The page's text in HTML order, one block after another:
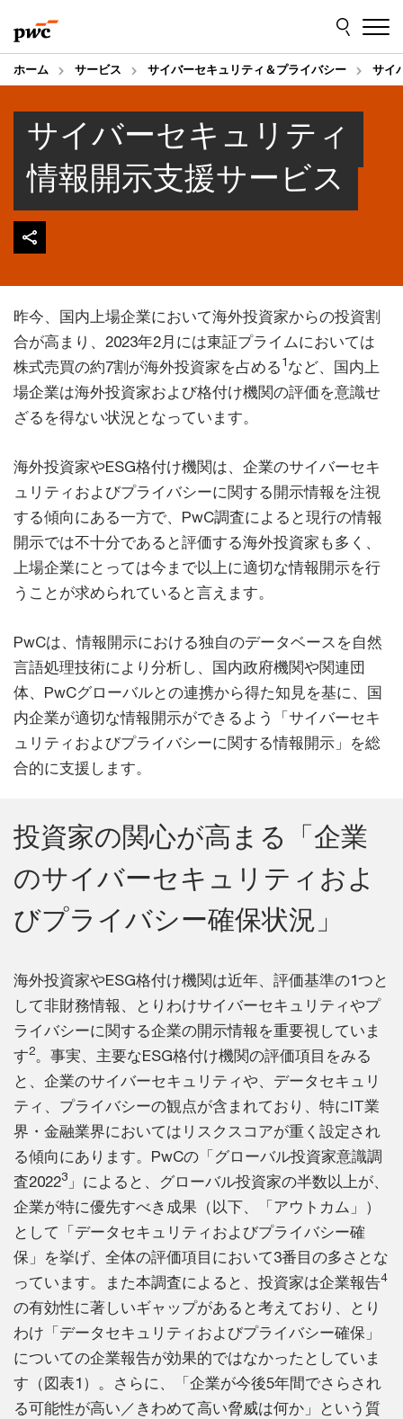
to
content
to
footer
ホーム サービス サイバーセキュリティ＆プライバシー サイ
サイバーセキュリティ
情報開示支援サービス
昨今、国内上場企業において海外投資家からの投資割
合が高まり、2023年2月には東証プライムにおいては
株式売買の約7割が海外投資家を占める1など、国内上
場企業は海外投資家および格付け機関の評価を意識せ
ざるを得ない状況となっています。
海外投資家やESG格付け機関は、企業のサイバーセキ
ュリティおよびプライバシーに関する開示情報を注視
する傾向にある一方で、PwC調査によると現行の情報
開示では不十分であると評価する海外投資家も多く、
上場企業にとっては今まで以上に適切な情報開示を行
うことが求められていると言えます。
PwCは、情報開示における独自のデータベースを自然
言語処理技術により分析し、国内政府機関や関連団
体、PwCグローバルとの連携から得た知見を基に、国
内企業が適切な情報開示ができるよう「サイバーセキ
ュリティおよびプライバシーに関する情報開示」を総
合的に支援します。
投資家の関心が高まる「企業
のサイバーセキュリティおよ
びプライバシー確保状況」
海外投資家やESG格付け機関は近年、評価基準の1つと
して非財務情報、とりわけサイバーセキュリティやプ
ライバシーに関する企業の開示情報を重要視していま
す2。事実、主要なESG格付け機関の評価項目をみる
と、企業のサイバーセキュリティや、データセキュリ
ティ、プライバシーの観点が含まれており、特にIT業
界・金融業界においてはリスクスコアが重く設定され
る傾向にあります。PwCの「グローバル投資家意識調
査20223 」によると、グローバル投資家の半数以上が、
企業が特に優先すべき成果（以下、「アウトカム」）
として「データセキュリティおよびプライバシー確
保」を挙げ、全体の評価項目において3番目の多さとな
っています。また本調査によると、投資家は企業報告4
の有効性に著しいギャップがあると考えており、とり
わけ「データセキュリティおよびプライバシー確保」
についての企業報告が効果的ではなかったとしていま
す（図表1）。さらに、「企業が今後5年間でさらされ
る可能性が高い／きわめて高い脅威は何か」という質